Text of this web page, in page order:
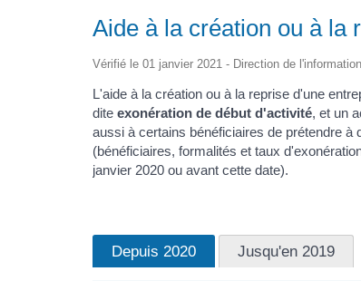
Aide à la création ou à la
Vérifié le 01 janvier 2021 - Direction de
L'aide à la création ou à la reprise d'une
dite exonération de début d'activité, et un
aussi à certains bénéficiaires de prétendre
(bénéficiaires, formalités et taux
janvier 2020 ou avant cette date).
Depuis 2020 Jusqu'en 2019